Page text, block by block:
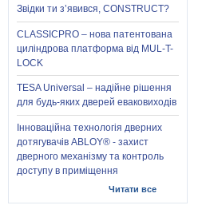
Звідки ти з’явився, CONSTRUCT?
CLASSICPRO – нова патентована
циліндрова платформа від MUL-T-
LOCK
TESA Universal – надійне рішення
для будь-яких дверей еваковиходів
Інноваційна технологія дверних
дотягувачів ABLOY® - захист
дверного механізму та контроль
доступу в приміщення
Читати все